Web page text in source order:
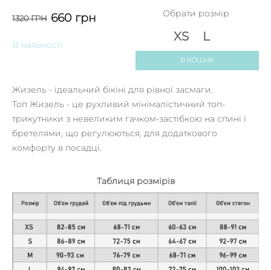
1320ГРН 660 грн
В наявності
Обрати розмір
XS L
В КОШИК
Жизель - ідеальний бікіні для рівної засмаги.
Топ Жизель - це рухливий мінімалістичний топ-
трикутники з невеликим гачком-застібкою на спині і
бретелями, що регулюються, для додаткового
комфорту в посадці.
Таблиця розмірів